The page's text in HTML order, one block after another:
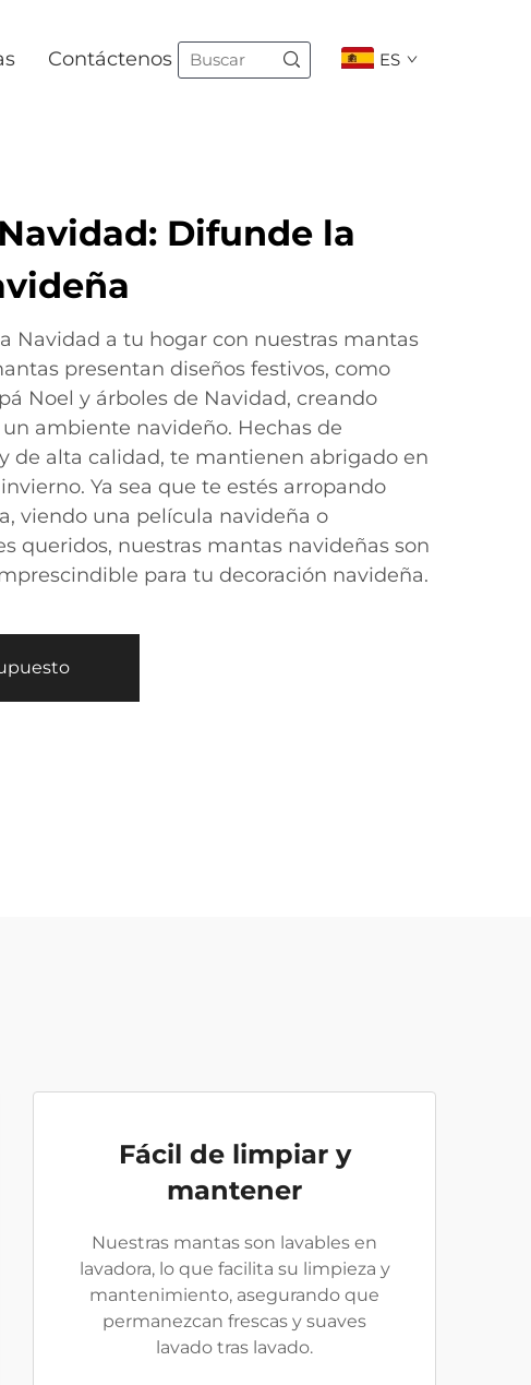
Contáctenos ES
Difunde la
Navidad a tu hogar con nuestras mantas
presentan diseños festivos, como
Noel y árboles de Navidad, creando
ambiente navideño. Hechas de
de alta calidad, te mantienen abrigado en
Ya sea que te estés arropando
viendo una película navideña o
queridos, nuestras mantas navideñas son
para tu decoración navideña.
Fácil de limpiar y
mantener
Nuestras mantas son lavables en
lavadora, lo que facilita su limpieza y
mantenimiento, asegurando que
permanezcan frescas y suaves
lavado tras lavado.